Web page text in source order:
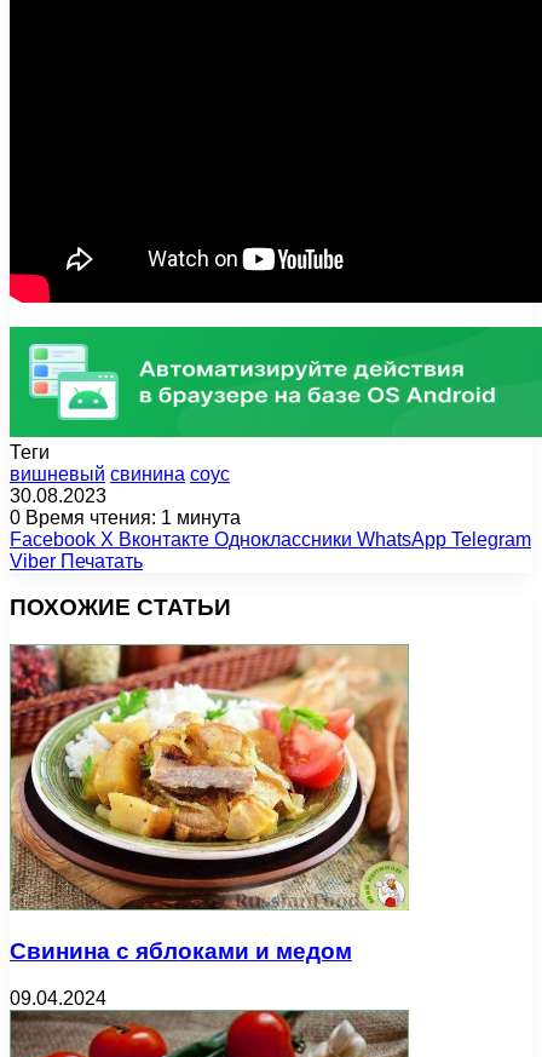
Теги
вишневый свинина соус
30.08.2023
0 Время чтения: 1 минута
Facebook X Вконтакте Одноклассники WhatsApp Telegram
Viber Печатать
ПОХОЖИЕ СТАТЬИ
Свинина с яблоками и медом
09.04.2024